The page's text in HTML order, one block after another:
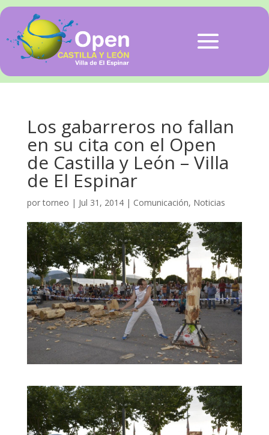
Los gabarreros no fallan
en su cita con el Open
de Castilla y León – Villa
de El Espinar
portorneo | Jul 31, 2014| Comunicación, Noticias